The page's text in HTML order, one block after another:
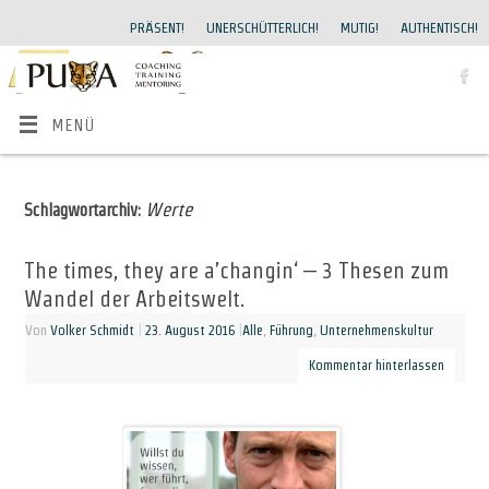
PRÄSENT! UNERSCHÜTTERLICH! MUTIG! AUTHENTISCH!
MENÜ
Schlagwortarchiv: Werte
The times, they are a’changin‘ – 3 Thesen zum
Wandel der Arbeitswelt.
Von Volker Schmidt 23. August 2016 Alle Führung Unternehmenskultur
Kommentar hinterlassen